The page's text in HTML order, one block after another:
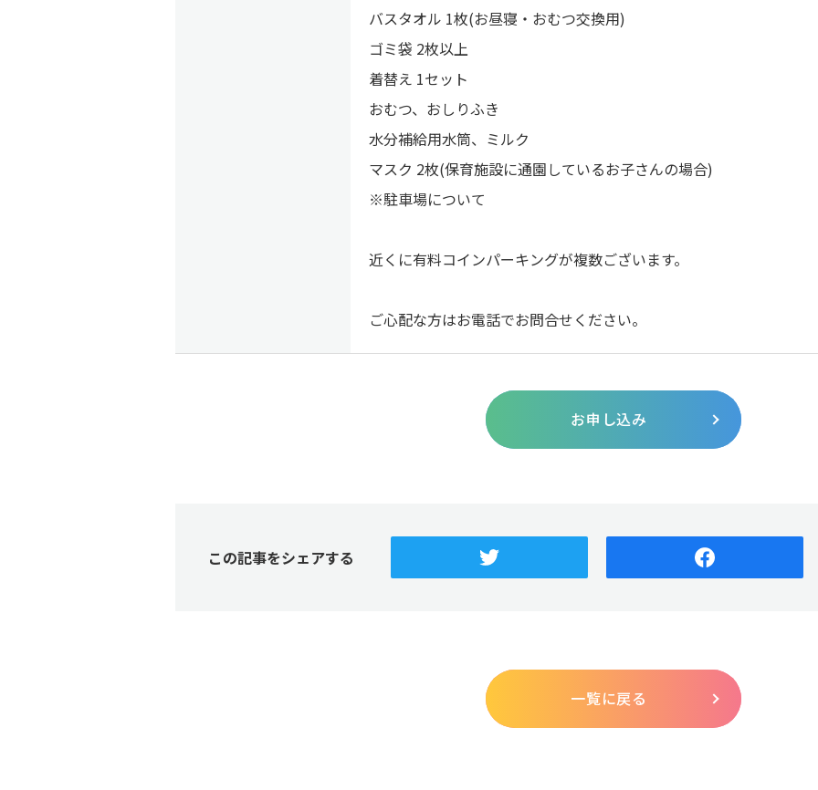
バスタオル 1枚(お昼寝・おむつ交換用)
ゴミ袋 2枚以上
着替え 1セット
おむつ、おしりふき
水分補給用水筒、ミルク
マスク 2枚(保育施設に通園しているお子さんの場合)
※駐車場について
近くに有料コインパーキングが複数ございます。
ご心配な方はお電話でお問合せください。
お申し込み
この記事をシェアする
一覧に戻る